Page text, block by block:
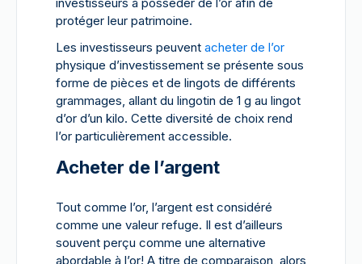
protéger leur patrimoine.
Les investisseurs peuvent acheter de l’or
physique d’investissement se présente sous
forme de pièces et de lingots de différents
grammages, allant du lingotin de 1 g au lingot
d’or d’un kilo. Cette diversité de choix rend
l’or particulièrement accessible.
Acheter de l’argent
Tout comme l’or, l’argent est considéré
comme une valeur refuge. Il est d’ailleurs
souvent perçu comme une alternative
abordable à l’or! A titre de comparaison, alors